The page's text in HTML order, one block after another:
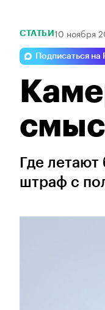
СТАТЬИ 10 ноября
Подписаться
Где
штраф с